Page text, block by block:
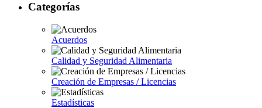
Categorías
Acuerdos
Calidad y Seguridad Alimentaria
Creación de Empresas / Licencias
Estadísticas